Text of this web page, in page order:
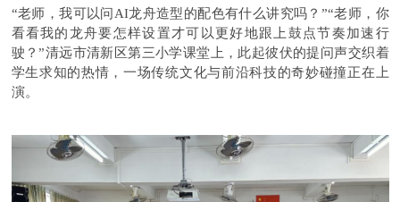
“老师，我可以问AI龙舟造型的配色有什么讲究吗？”“老师，你
看看我的龙舟要怎样设置才可以更好地跟上鼓点节奏加速行
驶？”清远市清新区第三小学课堂上，此起彼伏的提问声交织着
学生求知的热情，一场传统文化与前沿科技的奇妙碰撞正在上
演。